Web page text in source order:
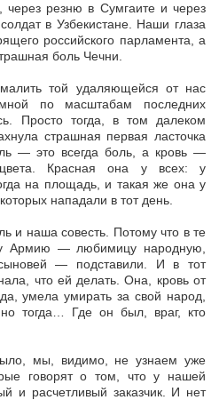
через резню в Сумгаите и через
в Узбекистане. Наши глаза
российского парламента, а
боль Чечни.
той удаляющейся от нас
по масштабам последних
Просто тогда, в том далеком
страшная первая ласточка
— это всегда боль, а кровь —
Красная она у всех: у
на площадь, и такая же она у
нападали в тот день.
и наша совесть. Потому что в те
Армию — любимицу народную,
— подставили. И в тот
что ей делать. Она, кровь от
умела умирать за свой народ,
тогда… Где он был, враг, кто
мы, видимо, не узнаем уже
говорят о том, что у нашей
и расчетливый заказчик. И нет